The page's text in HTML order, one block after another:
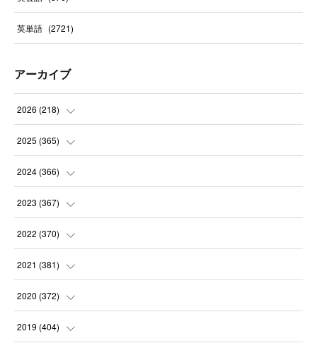
英単語 (2721)
アーカイブ
2026 (218)
(7)
(31
(30
(31
2025 (365)
(31
(30
(31
(30
2024 (366)
(32
(30
(31
(30
2023 (367)
(31
(31
(31
(30
2022 (370)
(31
(31
(31
2021 (381)
(35
(37
2020 (372)
(32
2019 (404)